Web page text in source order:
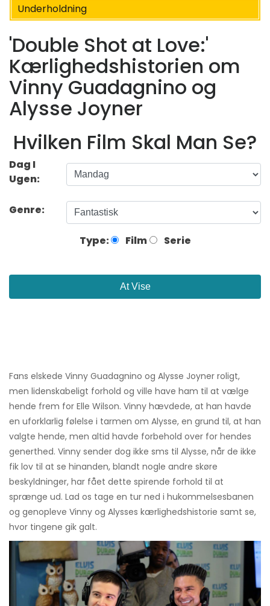
Underholdning
'Double Shot at Love:'
Kærlighedshistorien om
Vinny Guadagnino og
Alysse Joyner
Hvilken Film Skal Man Se?
Dag I
Ugen:
Genre:
Type: Film Serie
At Vise
Fans elskede Vinny Guadagnino og Alysse Joyner roligt,
men lidenskabeligt forhold og ville have ham til at vælge
hende frem for Elle Wilson. Vinny hævdede, at han havde
en uforklarlig følelse i tarmen om Alysse, en grund til, at han
valgte hende, men altid havde forbehold over for hendes
generthed. Vinny sender dog ikke sms til Alysse, når de ikke
fik lov til at se hinanden, blandt nogle andre skøre
beskyldninger, har fået dette spirende forhold til at
sprænge ud. Lad os tage en tur ned i hukommelsesbanen
og genopleve Vinny og Alysses kærlighedshistorie samt se,
hvor tingene gik galt.